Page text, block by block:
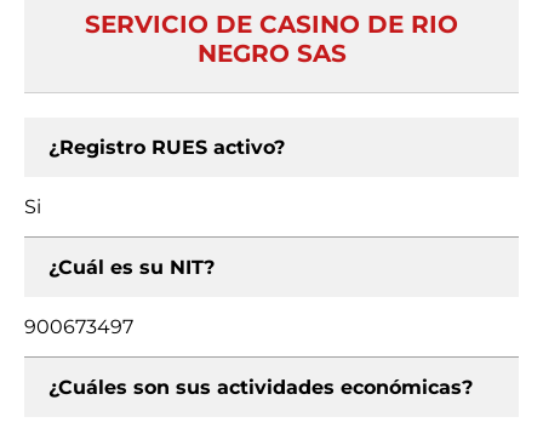
SERVICIO DE CASINO DE RIO
NEGRO SAS
¿Registro RUES activo?
Si
¿Cuál es su NIT?
900673497
¿Cuáles son sus actividades económicas?